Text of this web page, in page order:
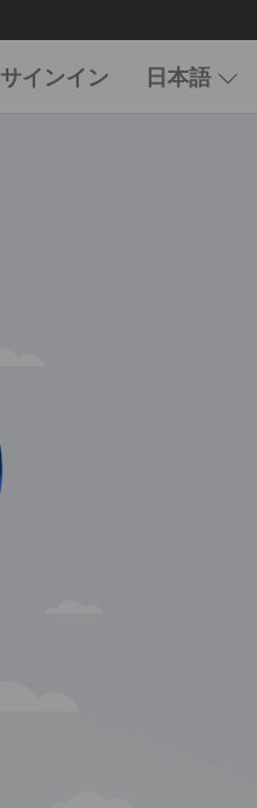
サインイン 日本語